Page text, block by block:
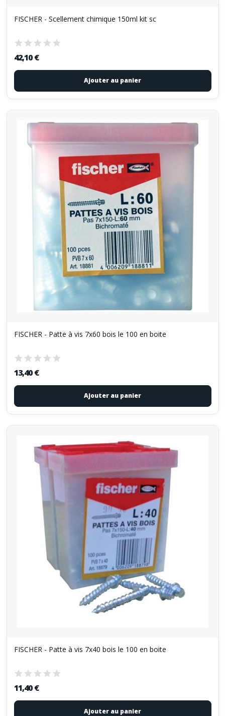
FISCHER - Scellement chimique 150ml kit sc
42,10 €
Ajouter au panier
FISCHER - Patte à vis 7x60 bois le 100 en boite
13,40 €
Ajouter au panier
FISCHER - Patte à vis 7x40 bois le 100 en boite
11,40 €
Ajouter au panier